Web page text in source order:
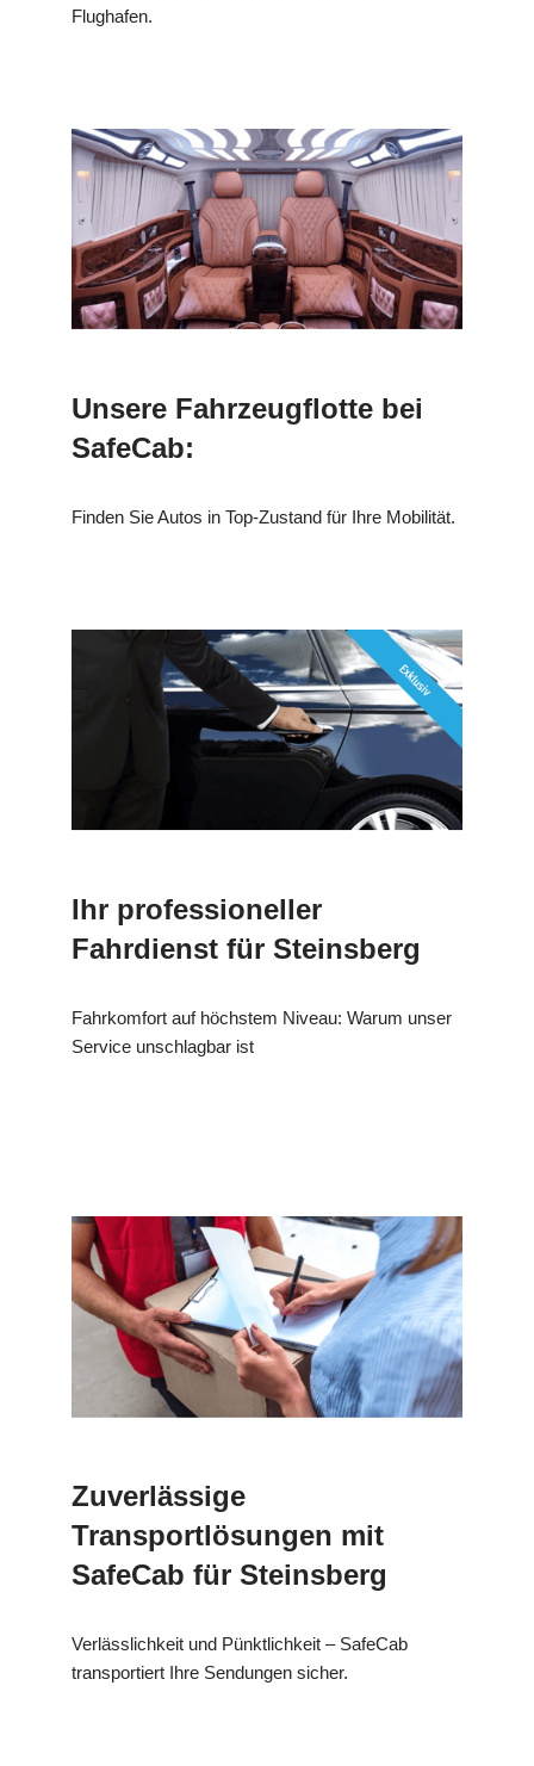
Flughafen.
Unsere Fahrzeugflotte bei
SafeCab:
Finden Sie Autos in Top-Zustand für Ihre Mobilität.
Ihr professioneller
Fahrdienst für Steinsberg
Fahrkomfort auf höchstem Niveau: Warum unser
Service unschlagbar ist
Zuverlässige
Transportlösungen mit
SafeCab für Steinsberg
Verlässlichkeit und Pünktlichkeit – SafeCab
transportiert Ihre Sendungen sicher.